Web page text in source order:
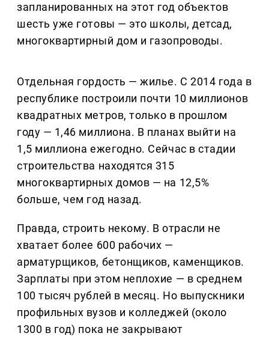
запланированных на этот год объектов
шесть уже готовы — это школы, детсад,
многоквартирный дом и газопроводы.
Отдельная гордость — жилье. С 2014 года в
республике построили почти 10 миллионов
квадратных метров, только в прошлом
году — 1,46 миллиона. В планах выйти на
1,5 миллиона ежегодно. Сейчас в стадии
строительства находятся 315
многоквартирных домов — на 12,5%
больше, чем год назад.
Правда, строить некому. В отрасли не
хватает более 600 рабочих —
арматурщиков, бетонщиков, каменщиков.
Зарплаты при этом неплохие — в среднем
100 тысяч рублей в месяц. Но выпускники
профильных вузов и колледжей (около
1300 в год) пока не закрывают